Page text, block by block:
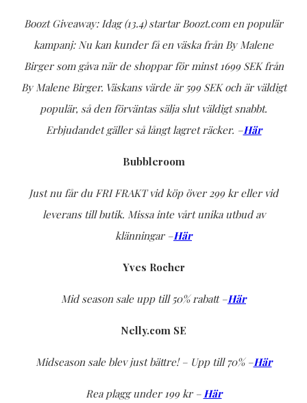
Boozt Giveaway: Idag (13.4) startar Boozt.com en populär
kampanj: Nu kan kunder få en väska från By Malene
Birger som gåva när de shoppar för minst 1699 SEK från
By Malene Birger. Väskans värde är 599 SEK och är väldigt
populär, så den förväntas sälja slut väldigt snabbt.
Erbjudandet gäller så långt lagret räcker. –Här
Bubbleroom
Just nu får du FRI FRAKT vid köp över 299 kr eller vid
leverans till butik. Missa inte vårt unika utbud av
klänningar –Här
Yves Rocher
Mid season sale upp till 50% rabatt –Här
Nelly.com SE
Midseason sale blev just bättre! – Upp till 70% –Här
Rea plagg under 199 kr – Här